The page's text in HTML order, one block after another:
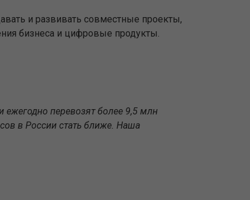
и развивать совместные проекты,
бизнеса и цифровые продукты.
перевозят более 9,5 млн
в России стать ближе. Наша